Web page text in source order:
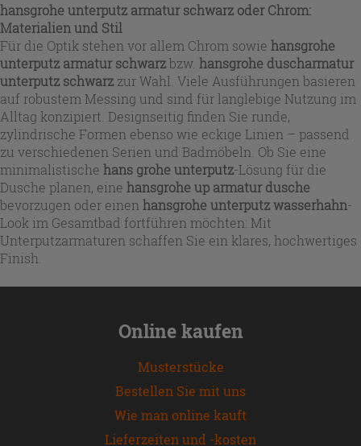
hansgrohe unterputz armatur schwarz oder Chrom:
Materialien und Stil
Für die Optik stehen vor allem Chrom sowie hansgrohe
unterputz armatur schwarzbzw. hansgrohe duscharmatur
unterputz schwarz zur Wahl. Viele Ausführungen basieren
auf robustem Messing und sind für langlebige Nutzung im
Alltag konzipiert. Designseitig finden Sie runde,
zylindrische Formen ebenso wie eckige Linien – passend
zu verschiedenen Serien und Badmöbeln. Ob Sie eine
minimalistische hans grohe unterputz-Lösung für die
Dusche planen, eine hansgrohe up armatur dusche
bevorzugen oder einen hansgrohe unterputz wasserhahn-
Look im Gesamtbad fortführen möchten: Mit
Unterputzarmaturen schaffen Sie ein klares, hochwertiges
Finish.
Online kaufen
Musterstücke
Bestellen Sie mit uns
Wie man online kauft
Lieferzeiten und -kosten